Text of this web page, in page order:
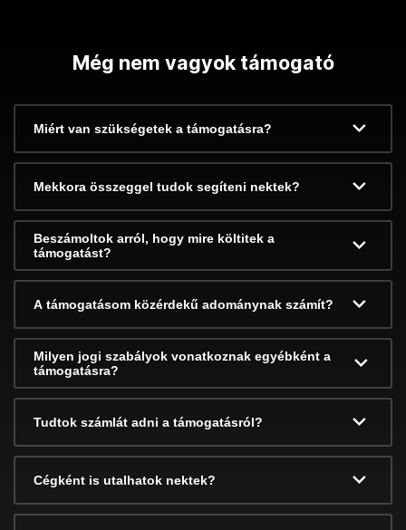
Még nem vagyok támogató
Miért van szükségetek a támogatásra?
Mekkora összeggel tudok segíteni nektek?
Beszámoltok arról, hogy mire költitek a
támogatást?
A támogatásom közérdekű adománynak számít?
Milyen jogi szabályok vonatkoznak egyébként a
támogatásra?
Tudtok számlát adni a támogatásról?
Cégként is utalhatok nektek?